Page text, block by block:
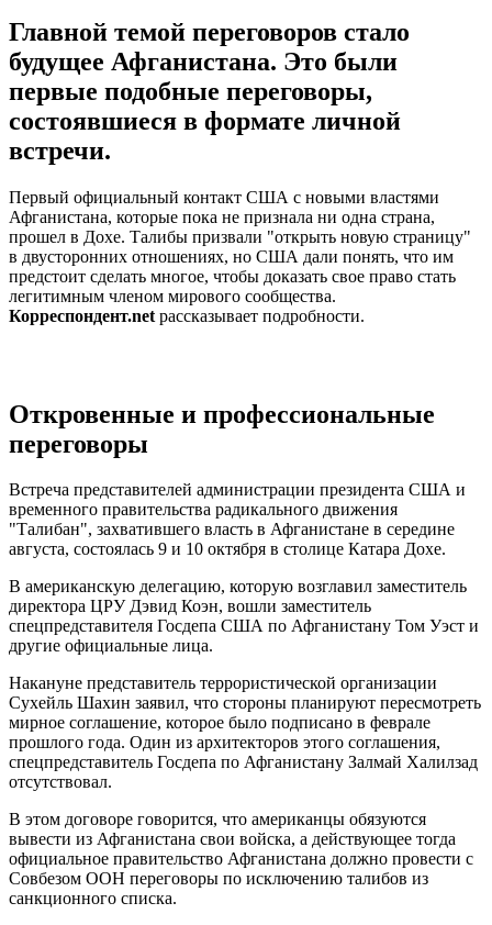
Главной темой переговоров стало
будущее Афганистана. Это были
первые подобные переговоры,
состоявшиеся в формате личной
встречи.
Первый официальный контакт США с новыми властями
Афганистана, которые пока не признала ни одна страна,
прошел в Дохе. Талибы призвали "открыть новую страницу"
в двусторонних отношениях, но США дали понять, что им
предстоит сделать многое, чтобы доказать свое право стать
легитимным членом мирового сообщества.
Корреспондент.net рассказывает подробности.
Откровенные и профессиональные
переговоры
Встреча представителей администрации президента США и
временного правительства радикального движения
"Талибан", захватившего власть в Афганистане в середине
августа, состоялась 9 и 10 октября в столице Катара Дохе.
В американскую делегацию, которую возглавил заместитель
директора ЦРУ Дэвид Коэн, вошли заместитель
спецпредставителя Госдепа США по Афганистану Том Уэст и
другие официальные лица.
Накануне представитель террористической организации
Сухейль Шахин заявил, что стороны планируют пересмотреть
мирное соглашение, которое было подписано в феврале
прошлого года. Один из архитекторов этого соглашения,
спецпредставитель Госдепа по Афганистану Залмай Халилзад
отсутствовал.
В этом договоре говорится, что американцы обязуются
вывести из Афганистана свои войска, а действующее тогда
официальное правительство Афганистана должно провести с
Совбезом ООН переговоры по исключению талибов из
санкционного списка.